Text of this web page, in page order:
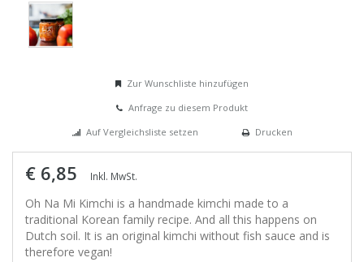
Zur Wunschliste hinzufügen
Anfrage zu diesem Produkt
Auf Vergleichsliste setzen
Drucken
€ 6,85 Inkl. MwSt.
Oh Na Mi Kimchi is a handmade kimchi made to a
traditional Korean family recipe. And all this happens on
Dutch soil. It is an original kimchi without fish sauce and is
therefore vegan!